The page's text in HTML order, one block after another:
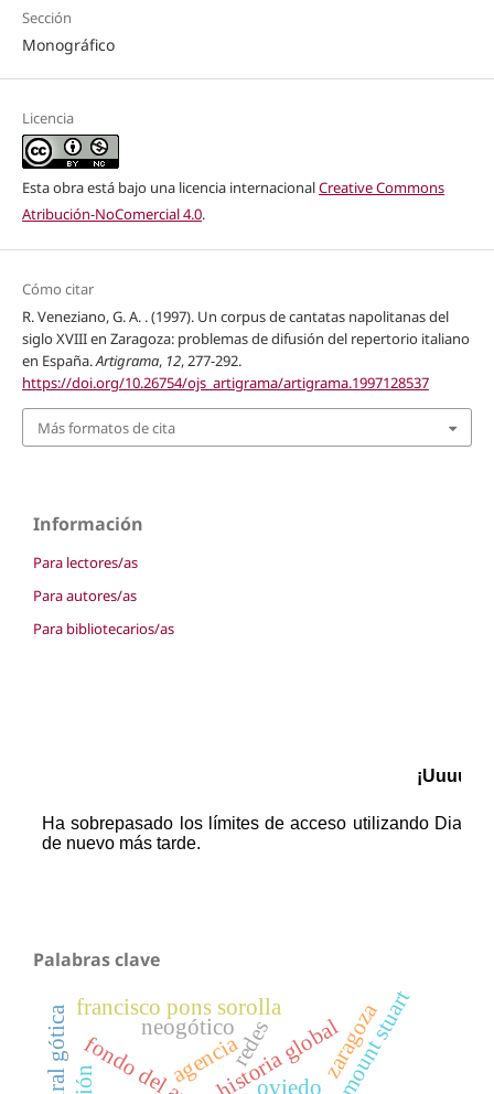
Sección
Monográfico
Licencia
Esta obra está bajo una licencia internacionalCreative Commons
Atribución-NoComercial 4.0.
Cómo citar
R. Veneziano, G. A. . (1997). Un corpus de cantatas napolitanas del
siglo XVIII en Zaragoza: problemas de difusión del repertorio italiano
en España.Artigrama, 12, 277-292.
https://doi.org/10.26754/ojs_artigrama/artigrama.1997128537
Más formatos de cita
Información
Para lectores/as
Para autores/as
Para bibliotecarios/as
Palabras clave
agenciahistoria global
redes
oviedo
francisco pons sorolla zaragoza
mount stuart
neogótico